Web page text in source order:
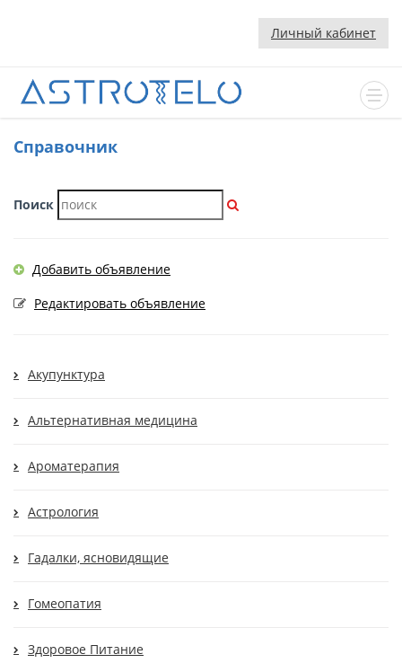
Личный кабинет
Cправочник
Поиск
Добавить объявление
Редактировать объявление
Акупунктура
Альтернативная медицина
Ароматерапия
Астрология
Гадалки, ясновидящие
Гомеопатия
Здоровое Питание